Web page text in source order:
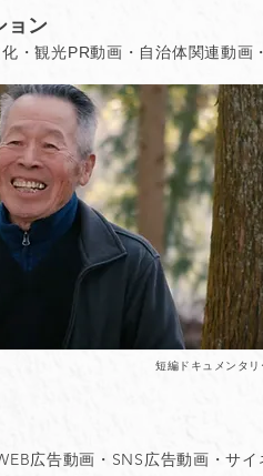
ョン
・観光PR動画・自治体関連動画​
短編ドキュメンタリ
広告動画・SNS広告動画・サ